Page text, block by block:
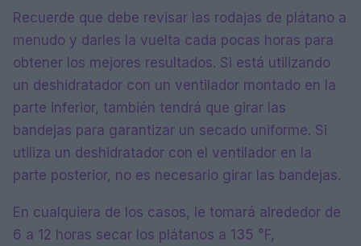
Recuerde que debe revisar las rodajas de plátano a
menudo y darles la vuelta cada pocas horas para
obtener los mejores resultados. Si está utilizando
un deshidratador con un ventilador montado en la
parte inferior, también tendrá que girar las
bandejas para garantizar un secado uniforme. Si
utiliza un deshidratador con el ventilador en la
parte posterior, no es necesario girar las bandejas.
En cualquiera de los casos, le tomará alrededor de
6 a 12 horas secar los plátanos a 135 °F,